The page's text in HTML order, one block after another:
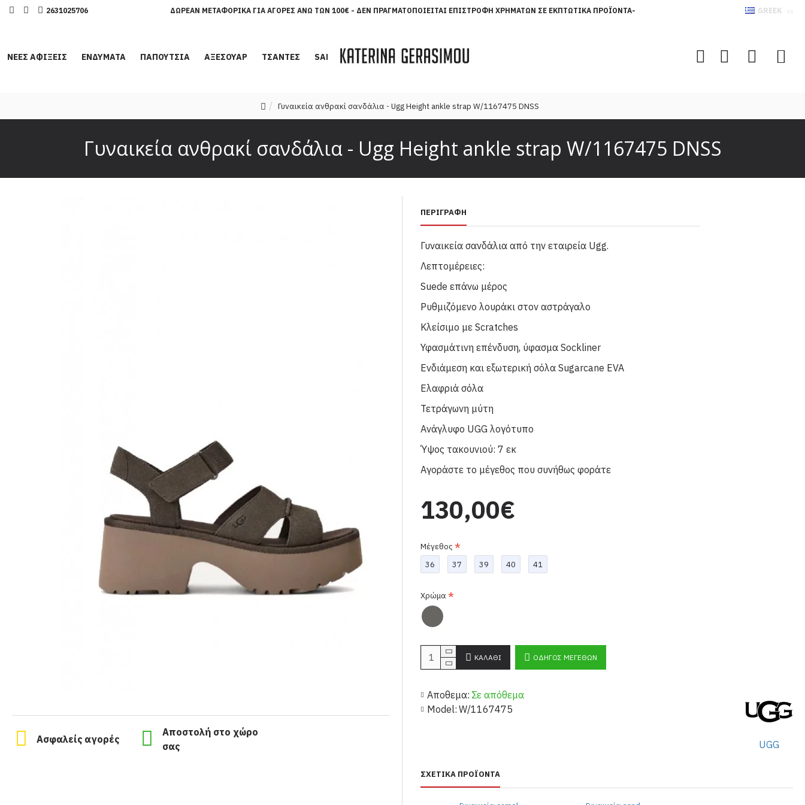
2631025706 ΔΩΡΕΆΝ ΜΕΤΑΦΟΡΙΚΆ ΓΙΑ ΑΓΟΡΈΣ ΆΝΩ ΤΩΝ 100€ - ΔΕΝ ΠΡΑΓΜΑΤΟΠΟΙΕΊΤΑΙ ΕΠΙΣΤΡΟΦΉ ΧΡΗΜΆΤΩΝ ΣΕ ΕΚΠΤΩΤΙΚΆ ΠΡΟΪΌΝΤΑ- GREEK
ΝΕΕΣ ΑΦΙΞΕΙΣ ΕΝΔΥΜΑΤΑ ΠΑΠΟΥΤΣΙΑ ΑΞΕΣΟΥΑΡ ΤΣΑΝΤΕΣ SALES
Γυναικεία ανθρακί σανδάλια - Ugg Height ankle strap W/1167475 DNSS
Γυναικεία ανθρακί σανδάλια - Ugg Height ankle strap W/1167475 DNSS
Ασφαλείς αγορές
Αποστολή στο χώρο
σας
ΠΕΡΙΓΡΑΦΉ
Γυναικεία σανδάλια από την εταιρεία Ugg.
Λεπτομέρειες:
Suede επάνω μέρος
Ρυθμιζόμενο λουράκι στον αστράγαλο
Κλείσιμο με Scratches
Υφασμάτινη επένδυση, ύφασμα Sockliner
Ενδιάμεση και εξωτερική σόλα Sugarcane EVA
Ελαφριά σόλα
Τετράγωνη μύτη
Ανάγλυφο UGG λογότυπο
Ύψος τακουνιού: 7 εκ
Αγοράστε το μέγεθος που συνήθως φοράτε
Αποθεμα: Σε απόθεμα
Model: W/1167475
UGG
130,00€
Μέγεθος
36
37 39 40 41
Χρώμα
ΚΑΛΆΘΙ ΟΔΗΓΌΣ ΜΕΓΕΘΏΝ
ΣΧΕΤΙΚΆ ΠΡΟΪΌΝΤΑ